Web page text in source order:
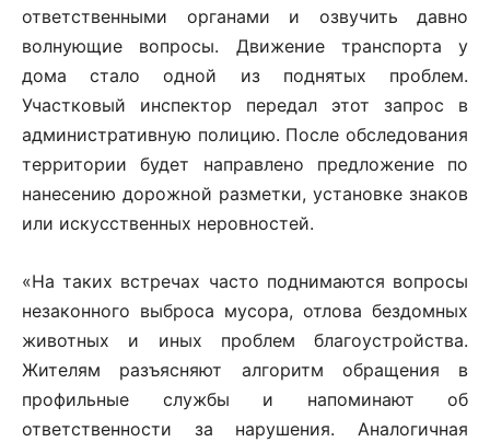
ответственными органами и озвучить давно
волнующие вопросы. Движение транспорта у
дома стало одной из поднятых проблем.
Участковый инспектор передал этот запрос в
административную полицию. После обследования
территории будет направлено предложение по
нанесению дорожной разметки, установке знаков
или искусственных неровностей.
«На таких встречах часто поднимаются вопросы
незаконного выброса мусора, отлова бездомных
животных и иных проблем благоустройства.
Жителям разъясняют алгоритм обращения в
профильные службы и напоминают об
ответственности за нарушения. Аналогичная